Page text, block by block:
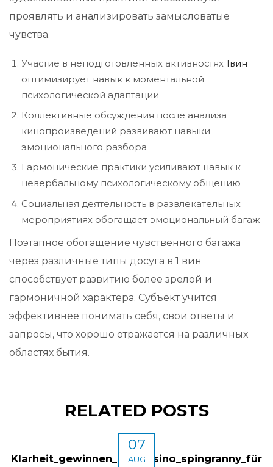
проявлять и анализировать замысловатые
чувства.
Участие в неподготовленных активностях 1вин
оптимизирует навык к моментальной
психологической адаптации
Коллективные обсуждения после анализа
кинопроизведений развивают навыки
эмоционального разбора
Гармонические практики усиливают навык к
невербальному психологическому общению
Социальная деятельность в развлекательных
мероприятиях обогащает эмоциональный багаж
Поэтапное обогащение чувственного багажа
через различные типы досуга в 1 вин
способствует развитию более зрелой и
гармоничной характера. Субъект учится
эффективнее понимать себя, свои ответы и
запросы, что хорошо отражается на различных
областях бытия.
RELATED POSTS
07
AUG
Klarheit_gewinnen_mit_casino_spingranny_für